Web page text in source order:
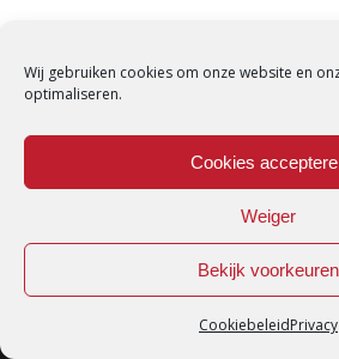
Wij gebruiken cookies om onze website en
optimaliseren.
Cookies
Weiger
Bekijk voorkeuren
CookiebeleidPrivacy
Loredana © Made with love by